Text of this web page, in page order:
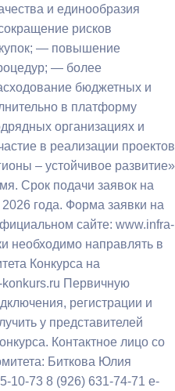
и единообразия
рисков
— повышение
— более
бюджетных и
в платформу
организациях и
в реализации проектов
– устойчивое развитие»
Срок подачи заявок на
года. Форма заявки на
сайте: www.infra-
необходимо направлять в
Конкурса на
konkurs.ru Первичную
регистрации и
у представителей
Контактное лицо со
Биткова Юлия
10-73 8 (926) 631-74-71 e-